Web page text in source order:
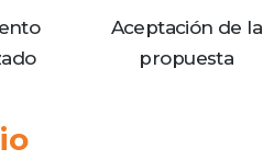
Aceptación de la
propuesta